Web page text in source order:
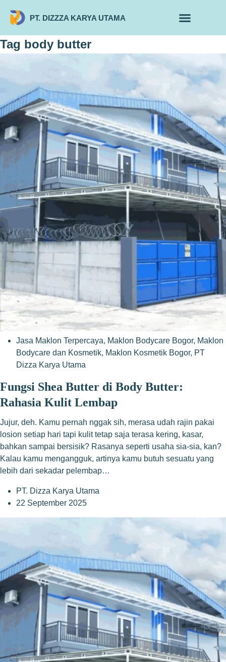
PT. DIZZZA KARYA UTAMA
Tag body butter
Jasa Maklon Terpercaya, Maklon Bodycare Bogor, Maklon
Bodycare dan Kosmetik, Maklon Kosmetik Bogor, PT
Dizza Karya Utama
Fungsi Shea Butter di Body Butter:
Rahasia Kulit Lembap
Jujur, deh. Kamu pernah nggak sih, merasa udah rajin pakai
losion setiap hari tapi kulit tetap saja terasa kering, kasar,
bahkan sampai bersisik? Rasanya seperti usaha sia-sia, kan?
Kalau kamu mengangguk, artinya kamu butuh sesuatu yang
lebih dari sekadar pelembap…
PT. Dizza Karya Utama
22 September 2025